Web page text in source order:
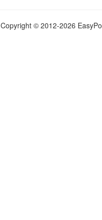
Copyright © 2012-2026